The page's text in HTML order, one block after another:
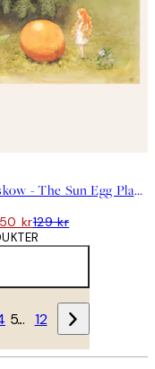
Elsa Beskow - The Sun Egg Plakat
kr129 kr
… 12